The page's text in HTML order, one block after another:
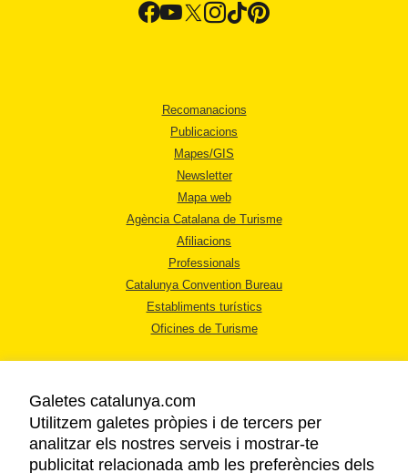
Recomanacions
Publicacions
Mapes/GIS
Newsletter
Mapa web
Agència Catalana de Turisme
Afiliacions
Professionals
Catalunya Convention Bureau
Establiments turístics
Oficines de Turisme
AVÍS LEGAL
Galetes catalunya.com
Utilitzem galetes pròpies i de tercers per
analitzar els nostres serveis i mostrar-te
publicitat relacionada amb les preferències dels